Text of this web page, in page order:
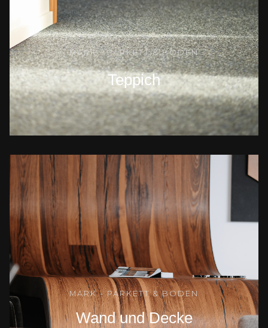
MARK - PARKETT & BODEN
Teppich
MARK - PARKETT & BODEN
Wand und Decke